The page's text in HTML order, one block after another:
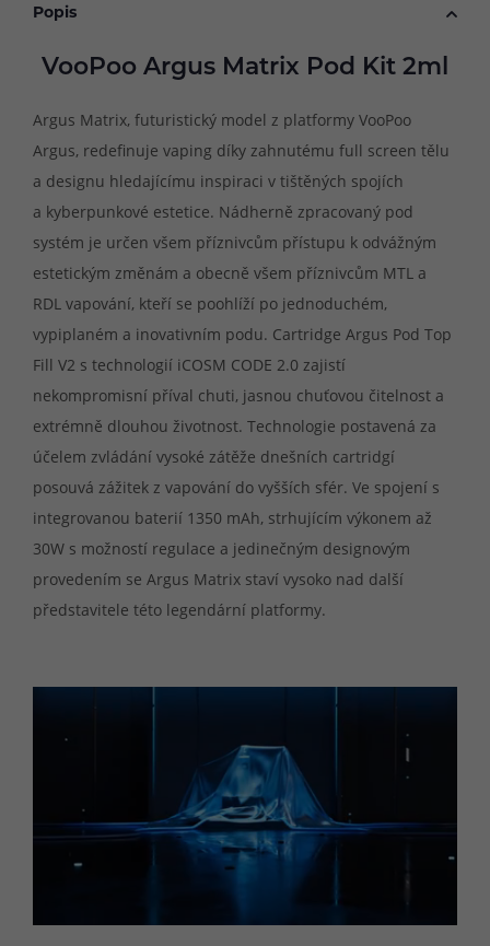
Popis
VooPoo Argus Matrix Pod Kit 2ml
Argus Matrix, futuristický model z platformy VooPoo
Argus, redefinuje vaping díky zahnutému full screen tělu
a designu hledajícímu inspiraci v tištěných spojích
a kyberpunkové estetice. Nádherně zpracovaný pod
systém je určen všem příznivcům přístupu k odvážným
estetickým změnám a obecně všem příznivcům MTL a
RDL vapování, kteří se poohlíží po jednoduchém,
vypiplaném a inovativním podu. Cartridge Argus Pod Top
Fill V2 s technologií iCOSM CODE 2.0 zajistí
nekompromisní příval chuti, jasnou chuťovou čitelnost a
extrémně dlouhou životnost. Technologie postavená za
účelem zvládání vysoké zátěže dnešních cartridgí
posouvá zážitek z vapování do vyšších sfér. Ve spojení s
integrovanou baterií 1350 mAh, strhujícím výkonem až
30W s možností regulace a jedinečným designovým
provedením se Argus Matrix staví vysoko nad další
představitele této legendární platformy.